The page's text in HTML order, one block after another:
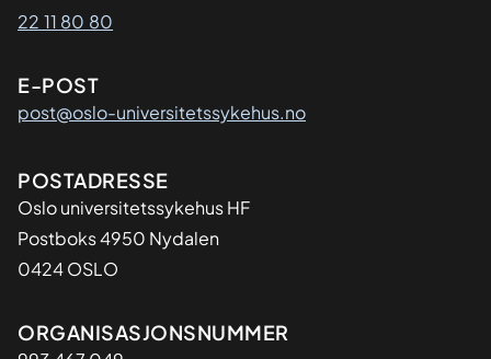
22 11 80 80
E-POST
post@oslo-universitetssykehus.no
Adresse
POSTADRESSE
Oslo universitetssykehus HF
Postboks 4950 Nydalen
0424 OSLO
Organisasjon
ORGANISASJONSNUMMER